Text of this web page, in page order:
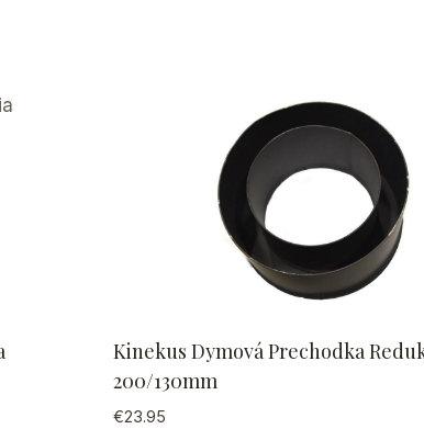
Kinekus Dymová Prechodka
200/130mm
€23.95